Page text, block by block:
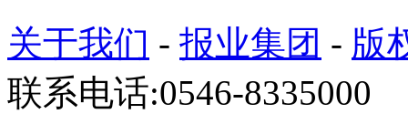
关于我们 - 报业集团 - 版
联系电话:0546-8335000